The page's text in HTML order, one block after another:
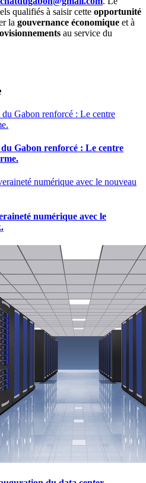
qualifiés à saisir cette opportunité
la gouvernance économique et à
au service du
Gabon renforcé : Le centre
numérique avec le